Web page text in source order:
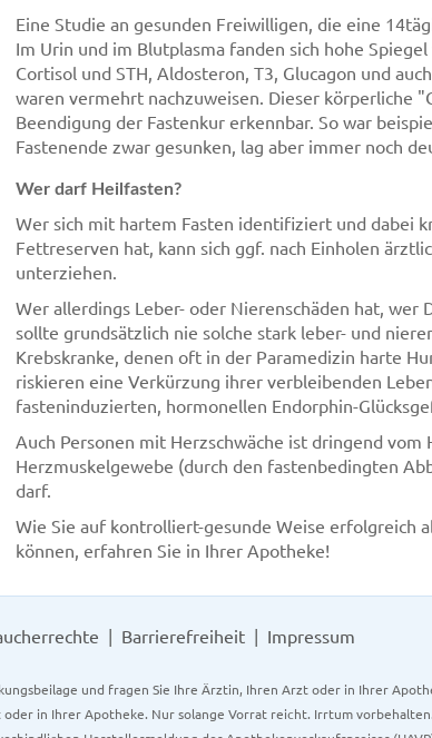
Eine Studie an gesunden Freiwilligen, die eine
Im Urin und im Blutplasma fanden sich hohe
Cortisol und STH, Aldosteron, T3, Glucagon und
waren vermehrt nachzuweisen. Dieser körperliche
Beendigung der Fastenkur erkennbar. So war
Fastenende zwar gesunken, lag aber immer noch
Wer darf Heilfasten?
Wer sich mit hartem Fasten identifiziert und dabei
Fettreserven hat, kann sich ggf. nach Einholen
unterziehen.
Wer allerdings Leber- oder Nierenschäden hat,
sollte grundsätzlich nie solche stark leber- und
Krebskranke, denen oft in der Paramedizin harte
riskieren eine Verkürzung ihrer verbleibenden
fasteninduzierten, hormonellen Endorphin-
Auch Personen mit Herzschwäche ist dringend
Herzmuskelgewebe (durch den fastenbedingten
darf.
Wie Sie auf kontrolliert-gesunde Weise erfolgreich
können, erfahren Sie in Ihrer Apotheke!
Barrierefreiheit Impressum
und fragen Sie Ihre Ärztin, Ihren Arzt oder in Ihrer
in Ihrer Apotheke. Nur solange Vorrat reicht. Irrtum